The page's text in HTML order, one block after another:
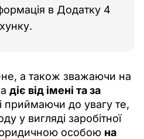
в Додатку 4
а також зважаючи на
діє від імені та за
і приймаючи до увагу те,
у вигляді заробітної
юридичною особою на